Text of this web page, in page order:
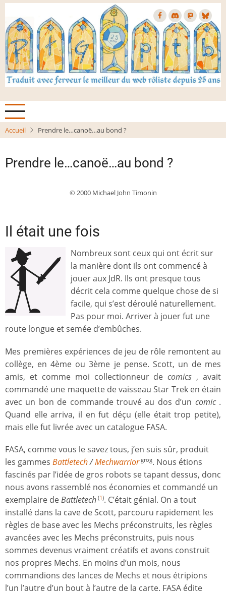
Aller
contenu
principal
Accueil Prendre le…canoë…au bond ?
Prendre le…canoë…au bond ?
© 2000 Michael John Timonin
Il était une fois
Nombreux sont ceux qui ont écrit sur
la manière dont ils ont commencé à
jouer aux JdR. Ils ont presque tous
décrit cela comme quelque chose de si
facile, qui s’est déroulé naturellement.
Pas pour moi. Arriver à jouer fut une
route longue et semée d’embûches.
Mes premières expériences de jeu de rôle remontent au
collège, en 4ème ou 3ème je pense. Scott, un de mes
amis, et comme moi collectionneur decomics , avait
commandé une maquette de vaisseau Star Trek en étain
avec un bon de commande trouvé au dos d’un comic.
Quand elle arriva, il en fut déçu (elle était trop petite),
mais elle fut livrée avec un catalogue FASA.
FASA, comme vous le savez tous, j’en suis sûr, produit
les gammes Battletech/Mechwarriorgrog. Nous étions
fascinés par l’idée de gros robots se tapant dessus, donc
nous avons rassemblé nos économies et commandé un
exemplaire deBattletech (1). C’était génial. On a tout
installé dans la cave de Scott, parcouru rapidement les
règles de base avec les Mechs préconstruits, les règles
avancées avec les Mechs préconstruits, puis nous
sommes devenus vraiment créatifs et avons construit
nos propres Mechs. En moins d’un mois, nous
commandions des lances de Mechs et nous étripions
l’un l’autre d’un bout à l’autre de la carte. FASA édite